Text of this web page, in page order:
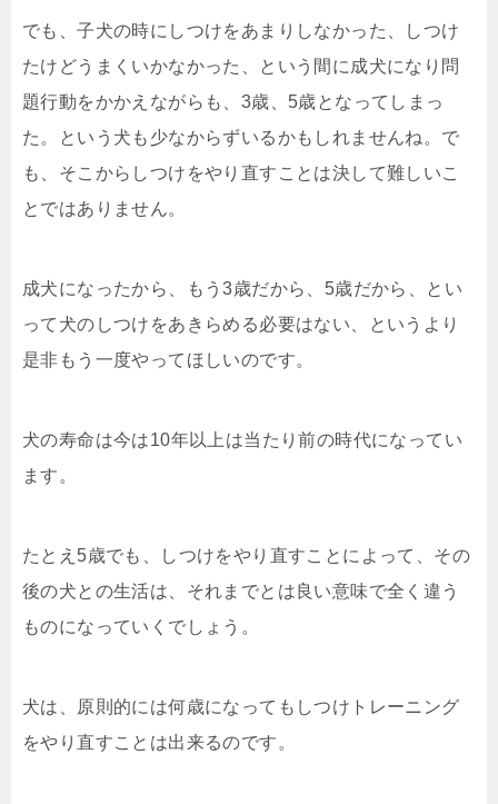
でも、子犬の時にしつけをあまりしなかった、しつけ
たけどうまくいかなかった、という間に成犬になり問
題行動をかかえながらも、3歳、5歳となってしまっ
た。という犬も少なからずいるかもしれませんね。で
も、そこからしつけをやり直すことは決して難しいこ
とではありません。
成犬になったから、もう3歳だから、5歳だから、とい
って犬のしつけをあきらめる必要はない、というより
是非もう一度やってほしいのです。
犬の寿命は今は10年以上は当たり前の時代になってい
ます。
たとえ5歳でも、しつけをやり直すことによって、その
後の犬との生活は、それまでとは良い意味で全く違う
ものになっていくでしょう。
犬は、原則的には何歳になってもしつけトレーニング
をやり直すことは出来るのです。